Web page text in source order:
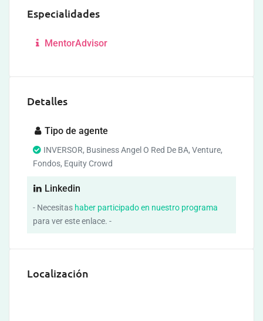
Especialidades
MentorAdvisor
Detalles
Tipo de agente
INVERSOR, Business Angel O Red De BA, Venture,
Fondos, Equity Crowd
Linkedin
- Necesitas haber participado en nuestro programa
para ver este enlace. -
Localización